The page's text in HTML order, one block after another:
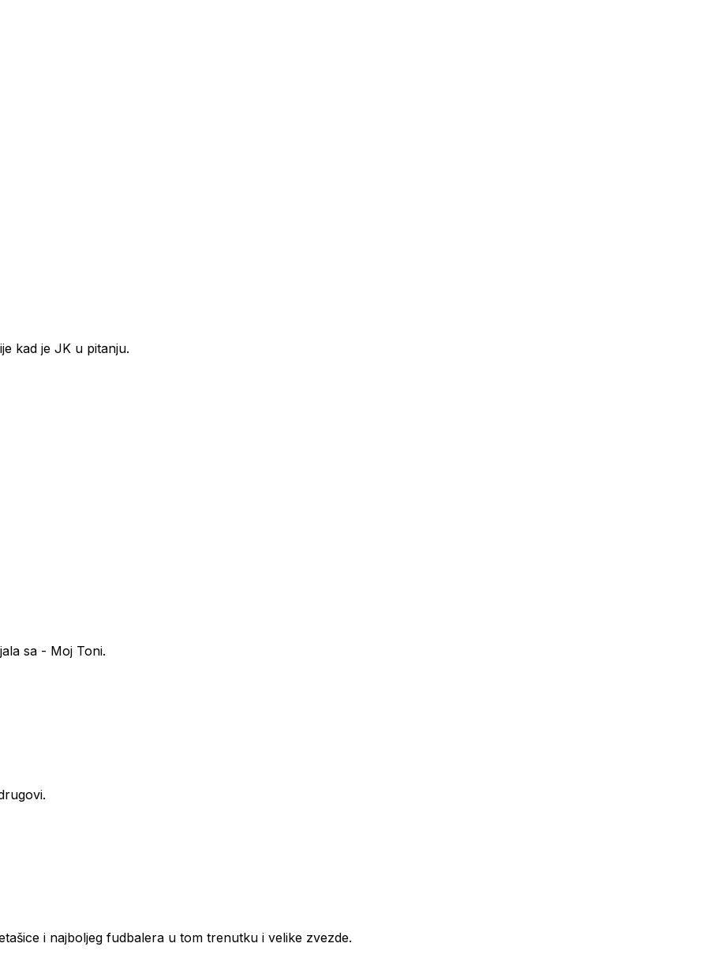
kad je JK u pitanju.
sa - Moj Toni.
i najboljeg fudbalera u tom trenutku i velike zvezde.